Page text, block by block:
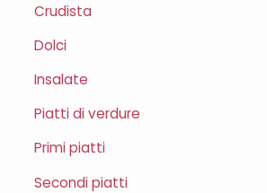
Crudista
Dolci
Insalate
Piatti di verdure
Primi piatti
Secondi piatti